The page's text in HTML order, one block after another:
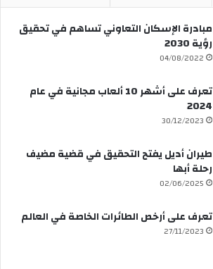
مبادرة الإسكان التعاوني تساهم في تحقيق
رؤية 2030
04/08/2022
تعرف على أشهر 10 ألعاب مجانية في عام
2024
30/12/2023
طيران أديل يفتح التحقيق في قضية مضيف
رحلة أبها
02/06/2025
تعرف على أرخص الطائرات الخاصة في العالم
27/11/2023